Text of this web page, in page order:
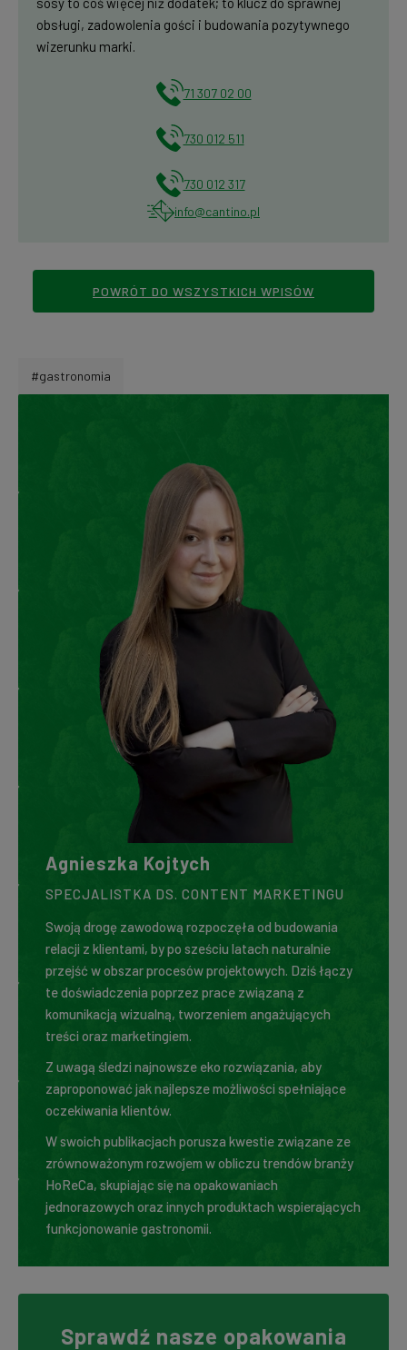
obsługi, zadowolenia gości i budowania pozytywnego
wizerunku marki.
71 307 02 00
730 012 511
730 012 317
info@cantino.pl
POWRÓT DO WSZYSTKICH WPISÓW
#gastronomia
Agnieszka Kojtych
SPECJALISTKA DS. CONTENT MARKETINGU
Swoją drogę zawodową rozpoczęła od budowania
relacji z klientami, by po sześciu latach naturalnie
przejść w obszar procesów projektowych. Dziś łączy
te doświadczenia poprzez prace związaną z
komunikacją wizualną, tworzeniem angażujących
treści oraz marketingiem.
Z uwagą śledzi najnowsze eko rozwiązania, aby
zaproponować jak najlepsze możliwości spełniające
oczekiwania klientów.
W swoich publikacjach porusza kwestie związane ze
zrównoważonym rozwojem w obliczu trendów branży
HoReCa, skupiając się na opakowaniach
jednorazowych oraz innych produktach wspierających
funkcjonowanie gastronomii.
Sprawdź nasze opakowania